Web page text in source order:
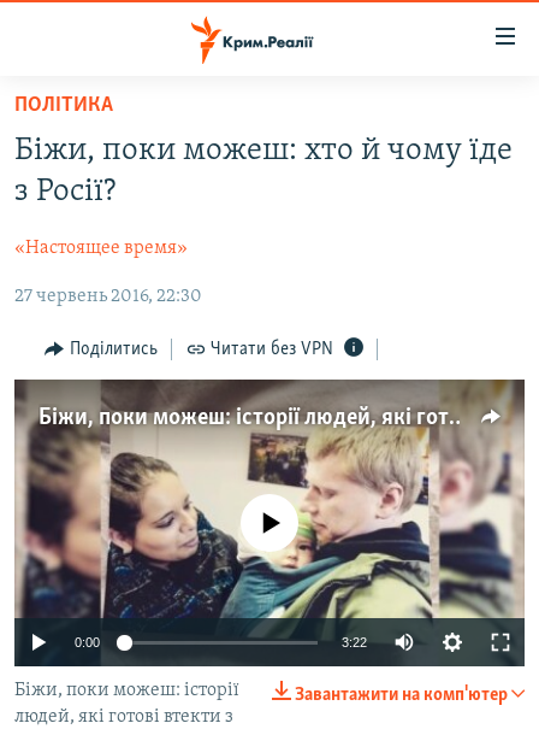
Перейти
основного
матеріалу
до
навігації
Перейти
пошуку
ВОДА.КРИМ
ПОЛІТИКА
БЛОГИ
ПОГЛЯД
ІНТЕРВ'Ю
ВСЕ ЗА ДЕНЬ
СПЕЦПРОЕКТИ
ДЕПОРТАЦІЯ
ВІДЕОУРОКИ «ELIFBE»
СВІДЧЕННЯ ОКУПАЦІЇ
УКРАЇНСЬКА ПРОБЛЕМА КРИМУ
ІНФОГРАФІКА
ЯК ОБІЙТИ БЛОКУВАННЯ
Русский
Qırımtatar
ДОЛУЧАЙСЯ!
ПОЛІТИКА
Біжи, поки можеш: хто й чому їде
з Росії?
«Настоящее время»
27 червень 2016, 22:30
Поділитись Читати без VPN
Біжи, поки можеш: історії людей, які готові втекти з Росії (відео)
No media source currently available
0:00 3:22
Завантажити на комп'ютер
Біжи, поки можеш: історії
людей, які готові втекти з